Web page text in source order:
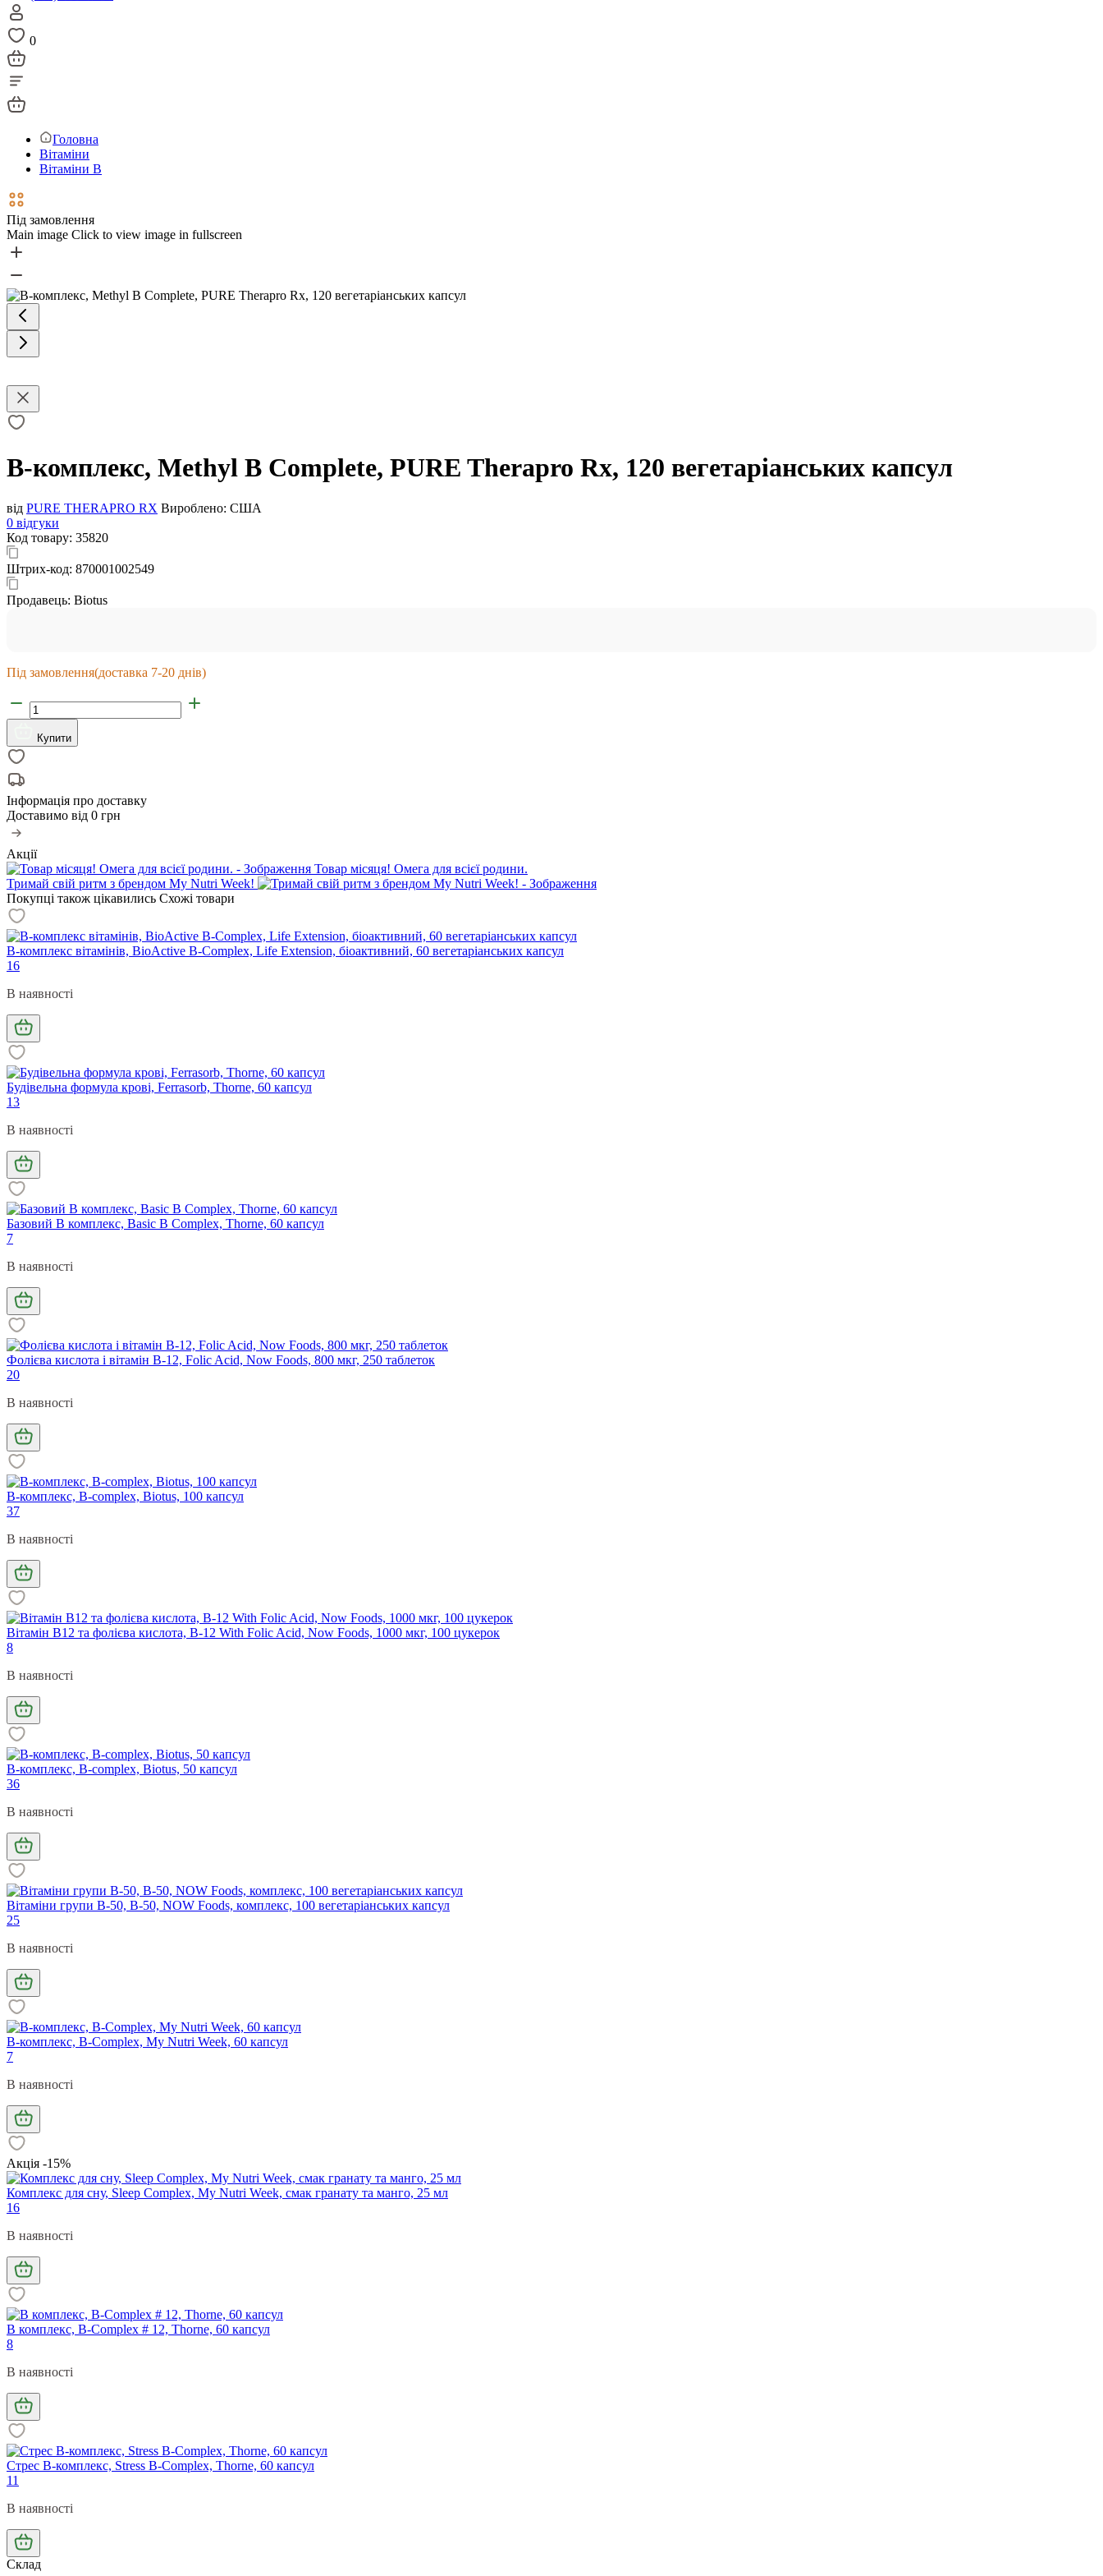
0
Головна
Вітаміни
Вітаміни В
Під замовлення
Main image Click to view image in fullscreen
В-комплекс, Methyl B Complete, PURE Therapro Rx, 120 вегетаріанських капсул
від PURE THERAPRO RX Вироблено: США
0 відгуки
Код товару: 35820
Штрих-код: 870001002549
Продавець: Biotus
Під замовлення(доставка 7-20 днів)
Купити
Інформація про доставку
Доставимо від 0 грн
Акції
Товар місяця! Омега для всієї родини.
Тримай свій ритм з брендом My Nutri Week!
Покупці також цікавились Схожі товари
В-комплекс вітамінів, BioActive B-Complex, Life Extension, біоактивний, 60 вегетаріанських капсул
16
В наявності
Будівельна формула крові, Ferrasorb, Thorne, 60 капсул
13
В наявності
Базовий В комплекс, Basic B Complex, Thorne, 60 капсул
7
В наявності
Фолієва кислота і вітамін В-12, Folic Acid, Now Foods, 800 мкг, 250 таблеток
20
В наявності
B-комплекс, B-complex, Biotus, 100 капсул
37
В наявності
Вітамін В12 та фолієва кислота, B-12 With Folic Acid, Now Foods, 1000 мкг, 100 цукерок
8
В наявності
B-комплекс, B-complex, Biotus, 50 капсул
36
В наявності
Вітаміни групи В-50, B-50, NOW Foods, комплекс, 100 вегетаріанських капсул
25
В наявності
B-комплекс, B-Complex, My Nutri Week, 60 капсул
7
В наявності
Акція -15%
Комплекс для сну, Sleep Complex, My Nutri Week, смак гранату та манго, 25 мл
16
В наявності
В комплекс, B-Complex # 12, Thorne, 60 капсул
8
В наявності
Стрес В-комплекс, Stress B-Complex, Thorne, 60 капсул
11
В наявності
Склад